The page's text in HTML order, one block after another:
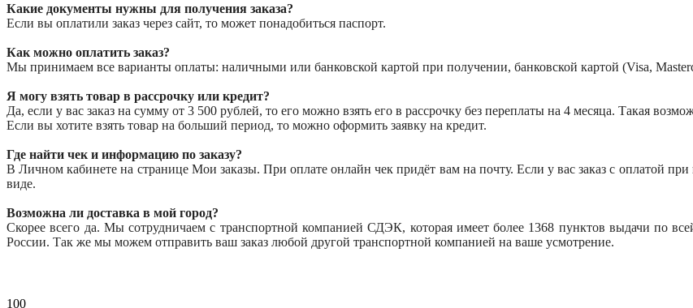
Какие документы нужны для получения заказа?
Если вы оплатили заказ через сайт, то может понадобиться паспорт.
Как можно оплатить заказ?
Мы принимаем все варианты оплаты: наличными или банковской картой при получении, банковской картой (Visa,
Я могу взять товар в рассрочку или кредит?
Да, если у вас заказ на сумму от 3 500 рублей, то его можно взять его в рассрочку без переплаты на 4 месяца. Такая
Если вы хотите взять товар на больший период, то можно оформить заявку на кредит.
Где найти чек и информацию по заказу?
В Личном кабинете на странице Мои заказы. При оплате онлайн чек придёт вам на почту. Если у вас заказ с оплатой
виде.
Возможна ли доставка в мой город?
Скорее всего да. Мы сотрудничаем с транспортной компанией СДЭК, которая имеет более 1368 пунктов выдачи по
России. Так же мы можем отправить ваш заказ любой другой транспортной компанией на ваше усмотрение.
100